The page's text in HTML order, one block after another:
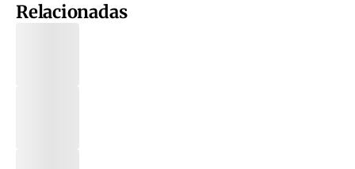
Relacionadas